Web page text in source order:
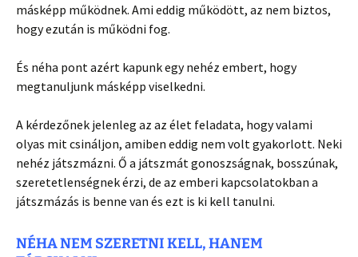
másképp működnek. Ami eddig működött, az nem biztos,
hogy ezután is működni fog.
És néha pont azért kapunk egy nehéz embert, hogy
megtanuljunk másképp viselkedni.
A kérdezőnek jelenleg az az élet feladata, hogy valami
olyas mit csináljon, amiben eddig nem volt gyakorlott. Neki
nehéz játszmázni. Ő a játszmát gonoszságnak, bosszúnak,
szeretetlenségnek érzi, de az emberi kapcsolatokban a
játszmázás is benne van és ezt is ki kell tanulni.
NÉHA NEM SZERETNI KELL, HANEM